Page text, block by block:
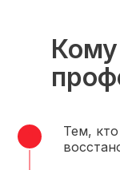
Тем,